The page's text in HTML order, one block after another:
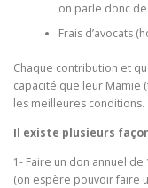
on parle donc
Frais d’avocats
Chaque contribution et
capacité que leur Mamie
les meilleures conditions.
Il existe plusieurs
1- Faire un don annuel
(on espère pouvoir faire